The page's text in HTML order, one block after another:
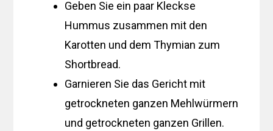
Geben Sie ein paar Kleckse
Hummus zusammen mit den
Karotten und dem Thymian zum
Shortbread.
Garnieren Sie das Gericht mit
getrockneten ganzen Mehlwürmern
und getrockneten ganzen Grillen.